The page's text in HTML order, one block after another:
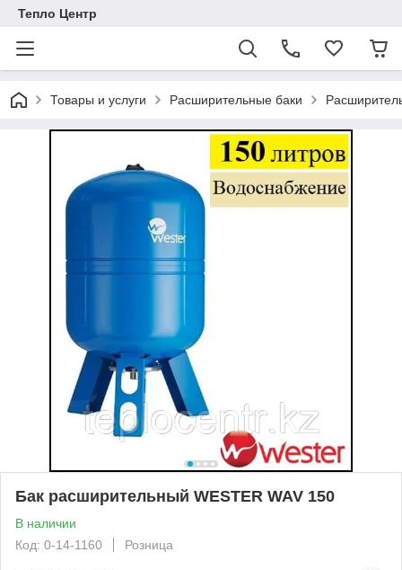
Тепло Центр
Товары и услуги Расширительные баки
Бак расширительный WESTER WAV 150
В наличии
Код: 0-14-1160
Розница